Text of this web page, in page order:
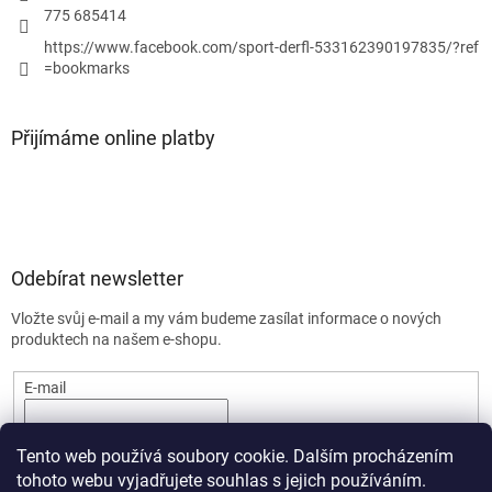
Tento web používá soubory cookie. Dalším procházením
tohoto webu vyjadřujete souhlas s jejich používáním.
775 685414
https://www.facebook.com/sport-derfl-533162390197835/?ref
=bookmarks
Přijímáme online platby
Odebírat newsletter
Vložte svůj e-mail a my vám budeme zasílat informace o nových
produktech na našem e-shopu.
E-mail
PŘIHLÁSIT SE